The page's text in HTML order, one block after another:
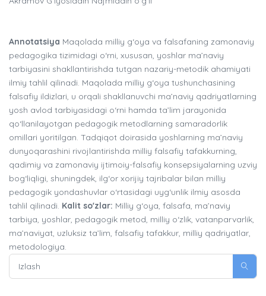
Annotatsiya Maqolada milliy g‘oya va falsafaning zamonaviy
pedagogika tizimidagi o‘rni, xususan, yoshlar ma’naviy
tarbiyasini shakllantirishda tutgan nazariy-metodik ahamiyati
ilmiy tahlil qilinadi. Maqolada milliy g‘oya tushunchasining
falsafiy ildizlari, u orqali shakllanuvchi ma’naviy qadriyatlarning
yosh avlod tarbiyasidagi o‘rni hamda ta’lim jarayonida
qo‘llanilayotgan pedagogik metodlarning samaradorlik
omillari yoritilgan. Tadqiqot doirasida yoshlarning ma’naviy
dunyoqarashini rivojlantirishda milliy falsafiy tafakkurning,
qadimiy va zamonaviy ijtimoiy-falsafiy konsepsiyalarning uzviy
bog‘liqligi, shuningdek, ilg‘or xorijiy tajribalar bilan milliy
pedagogik yondashuvlar o‘rtasidagi uyg‘unlik ilmiy asosda
tahlil qilinadi. Kalit so'zlar: Milliy g‘oya, falsafa, ma’naviy
tarbiya, yoshlar, pedagogik metod, milliy o‘zlik, vatanparvarlik,
ma’naviyat, uzluksiz ta’lim, falsafiy tafakkur, milliy qadriyatlar,
metodologiya.